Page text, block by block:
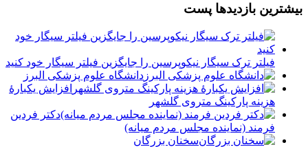
بیشترین بازدیدها پست
فیلتر ترک سیگار نیکوپرسین را جایگزین فیلتر سیگار خود کنید
دانشگاه علوم پزشکی البرز
افزایش یکبارۀ
هزینه پارکینگ متروی گلشهر
دكتر فردين
فرمند (نماينده مجلس مردم میانه)
سخنان بزرگان